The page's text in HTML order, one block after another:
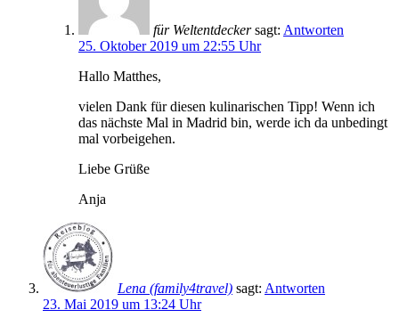
für Weltentdecker sagt: Antworten
25. Oktober 2019 um 22:55 Uhr
Hallo Matthes,
vielen Dank für diesen kulinarischen Tipp! Wenn ich
das nächste Mal in Madrid bin, werde ich da unbedingt
mal vorbeigehen.
Liebe Grüße
Anja
Lena (family4travel) sagt: Antworten
23. Mai 2019 um 13:24 Uhr